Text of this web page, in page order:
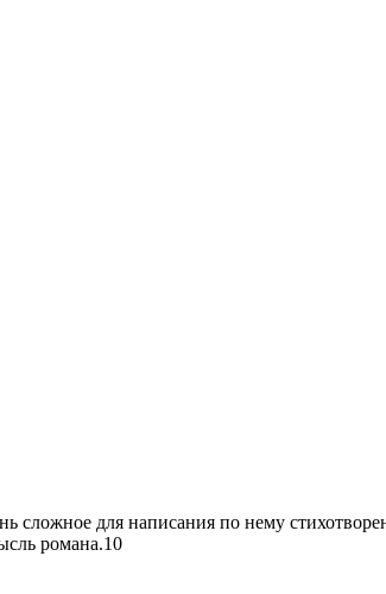
сложное для написания по нему
романа.10